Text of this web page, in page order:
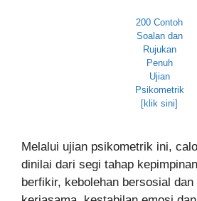
200 Contoh
Soalan dan
Rujukan
Penuh
Ujian
Psikometrik
[klik sini]
Melalui ujian psikometrik ini,
dinilai dari segi tahap
berfikir, kebolehan bersosial